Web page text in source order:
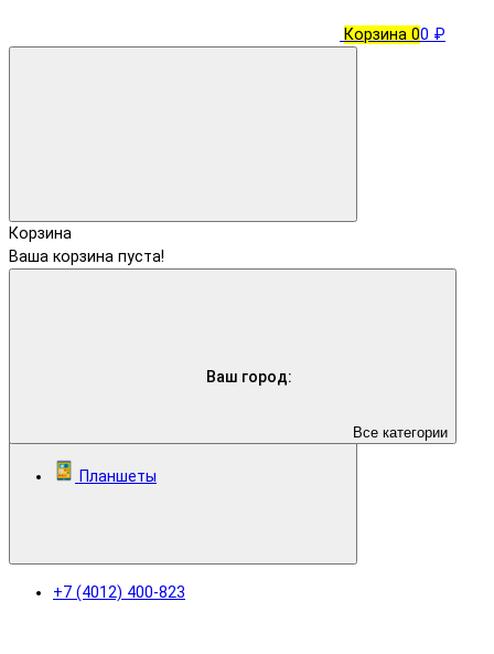
Ваш город:
+7 (4012) 400-823
Корзина 00 ₽
Корзина
Ваша корзина пуста!
Все категории
Планшеты